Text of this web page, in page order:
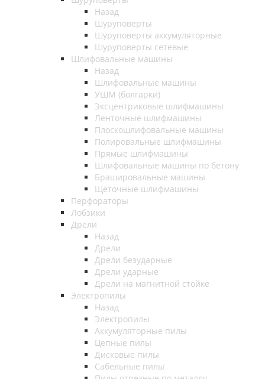
Назад
Шуруповерты
Шуруповерты аккумуляторные
Шуруповерты сетевые
Шлифовальные машины
Назад
Шлифовальные машины
УШМ (болгарки)
Эксцентриковые шлифмашины
Ленточные шлифмашины
Плоскошлифовальные машины
Полировальные шлифмашины
Прямые шлифмашины
Шлифовальные машины по бетону
Брашировальные машины
Щеточные шлифмашины
Перфораторы
Лобзики
Дрели
Назад
Дрели
Дрели безударные
Дрели ударные
Дрели на магнитной стойке
Электропилы
Назад
Электропилы
Аккумуляторные пилы
Цепные пилы
Дисковые пилы
Сабельные пилы